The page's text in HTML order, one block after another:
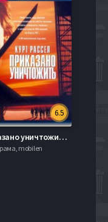
6.5
Приказано уничтожить (1996)
mobilen